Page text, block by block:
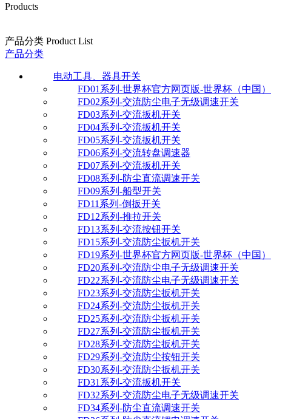
Products
产品分类 Product List
产品分类
电动工具、器具开关
FD01系列-世界杯官方网页版-世界杯（中国）
FD02系列-交流防尘电子无级调速开关
FD03系列-交流扳机开关
FD04系列-交流扳机开关
FD05系列-交流扳机开关
FD06系列-交流转盘调速器
FD07系列-交流扳机开关
FD08系列-防尘直流调速开关
FD09系列-船型开关
FD11系列-倒扳开关
FD12系列-推拉开关
FD13系列-交流按钮开关
FD15系列-交流防尘扳机开关
FD19系列-世界杯官方网页版-世界杯（中国）
FD20系列-交流防尘电子无级调速开关
FD22系列-交流防尘电子无级调速开关
FD23系列-交流防尘扳机开关
FD24系列-交流防尘扳机开关
FD25系列-交流防尘扳机开关
FD27系列-交流防尘扳机开关
FD28系列-交流防尘扳机开关
FD29系列-交流防尘按钮开关
FD30系列-交流防尘扳机开关
FD31系列-交流扳机开关
FD32系列-交流防尘电子无级调速开关
FD34系列-防尘直流调速开关